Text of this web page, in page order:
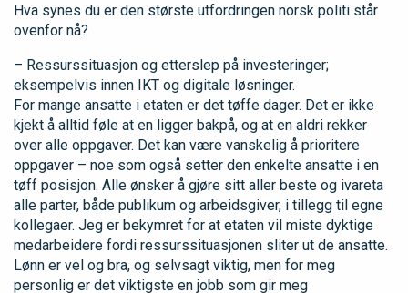
Hva synes du er den største utfordringen norsk politi står
ovenfor nå?
– Ressurssituasjon og etterslep på investeringer;
eksempelvis innen IKT og digitale løsninger.
For mange ansatte i etaten er det tøffe dager. Det er ikke
kjekt å alltid føle at en ligger bakpå, og at en aldri rekker
over alle oppgaver. Det kan være vanskelig å prioritere
oppgaver – noe som også setter den enkelte ansatte i en
tøff posisjon. Alle ønsker å gjøre sitt aller beste og ivareta
alle parter, både publikum og arbeidsgiver, i tillegg til egne
kollegaer. Jeg er bekymret for at etaten vil miste dyktige
medarbeidere fordi ressurssituasjonen sliter ut de ansatte.
Lønn er vel og bra, og selvsagt viktig, men for meg
personlig er det viktigste en jobb som gir meg